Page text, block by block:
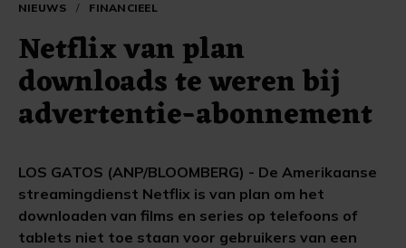
NIEUWS / FINANCIEEL
Netflix van plan
downloads te weren bij
advertentie-abonnement
LOS GATOS (ANP/BLOOMBERG) - De Amerikaanse
streamingdienst Netflix is van plan om het
downloaden van films en series op telefoons of
tablets niet toe staan voor gebruikers van een